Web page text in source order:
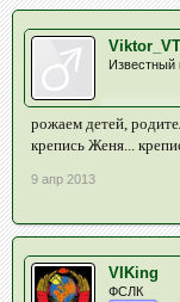
Известный
рожаем детей,
крепись Женя...
9 апр 2013
VIKing
ФСЛК